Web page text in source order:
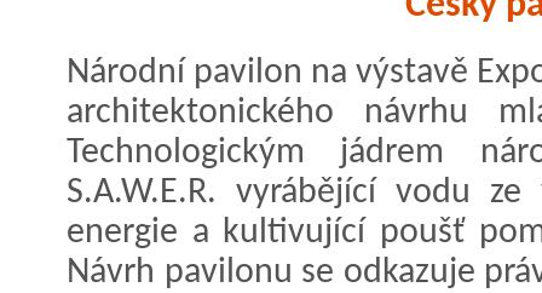
Národní pavilon na výstavě
architektonického návrhu
Technologickým jádrem
S.A.W.E.R. vyrábějící vodu
energie a kultivující poušť
Návrh pavilonu se odkazuje